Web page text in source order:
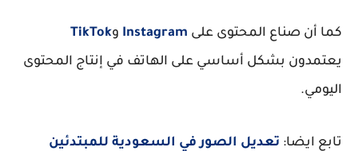
كما أن صناع المحتوى على Instagram وTikTok
يعتمدون بشكل أساسي على الهاتف في إنتاج المحتوى
اليومي.
تابع ايضا: تعديل الصور في السعودية للمبتدئين